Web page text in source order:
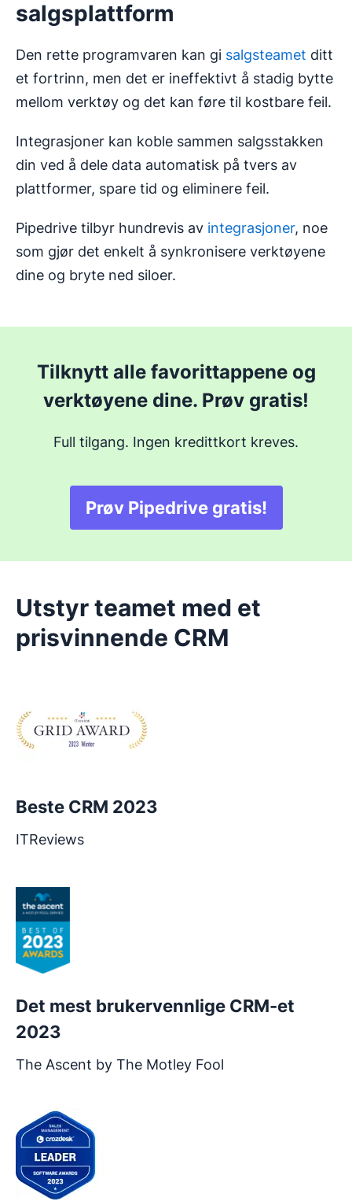
salgsplattform
Den rette programvaren kan gi salgsteamet ditt
et fortrinn, men det er ineffektivt å stadig bytte
mellom verktøy og det kan føre til kostbare feil.
Integrasjoner kan koble sammen salgsstakken
din ved å dele data automatisk på tvers av
plattformer, spare tid og eliminere feil.
Pipedrive tilbyr hundrevis av integrasjoner, noe
som gjør det enkelt å synkronisere verktøyene
dine og bryte ned siloer.
Tilknytt alle favorittappene og
verktøyene dine. Prøv gratis!
Full tilgang. Ingen kredittkort kreves.
Prøv Pipedrive gratis!
Utstyr teamet med et
prisvinnende CRM
Beste CRM 2023
ITReviews
Det mest brukervennlige CRM-et
2023
The Ascent by The Motley Fool